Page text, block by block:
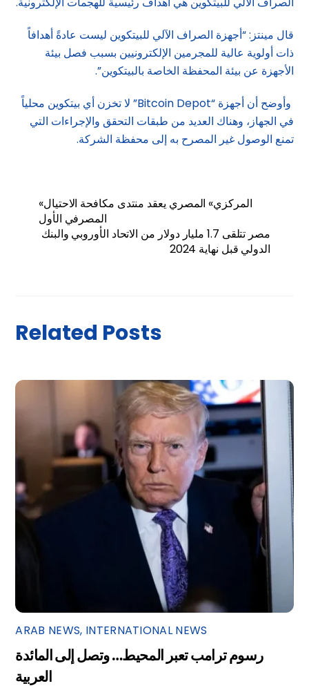
قال مينتز: “أجهزة الصراف الآلي للبيتكوين ليست عادةً أهدافاً
ذات أولوية عالية للمجرمين الإلكترونيين بسبب فصل بيئة
الأجهزة عن بيئة المحفظة الخاصة بالبيتكوين”.
وأوضح أن أجهزة “Bitcoin Depot” لا تخزن أي بيتكوين محلياً
في الجهاز، وهناك العديد من طبقات التحقق والإجراءات التي
تمنع الوصول غير المصرح به إلى محفظة الشركة.
«المركزي» المصري يعقد منتدى مكافحة الاحتيال
المصرفي الأول
مصر تتلقى 1.7 مليار دولار من الاتحاد الأوروبي والبنك
الدولي قبل نهاية 2024
Related Posts
ARAB NEWS, INTERNATIONAL NEWS
رسوم ترامب تعبر المحيط… وتصل إلى المائدة
العربية